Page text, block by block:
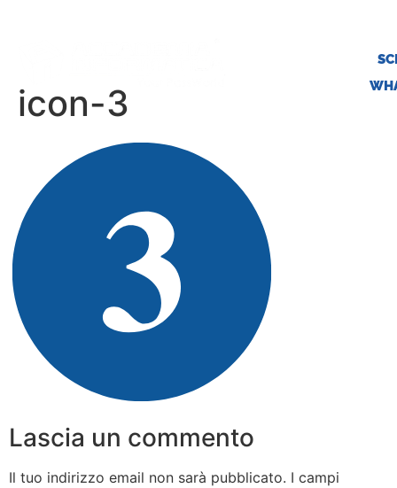
icon-3
Lascia un commento
Il tuo indirizzo email non sarà pubblicato. I campi